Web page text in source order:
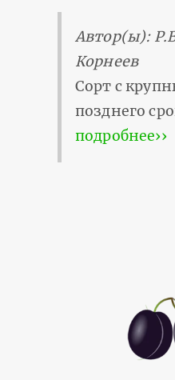
Автор(ы):
Корнеев
Сорт с
позднего
подробнее››